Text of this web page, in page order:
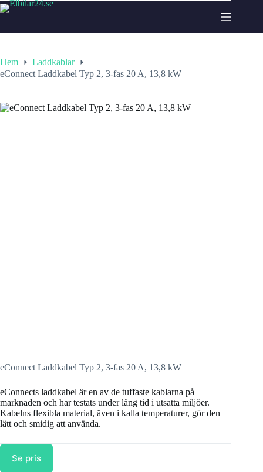
Hoppa
till
Hem
Laddkablar
eConnect Laddkabel Typ 2, 3-fas 20 A, 13,8 kW
eConnect Laddkabel Typ 2, 3-fas 20 A, 13,8 kW
eConnects laddkabel är en av de tuffaste kablarna på
marknaden och har testats under lång tid i utsatta miljöer.
Kabelns flexibla material, även i kalla temperaturer, gör den
lätt och smidig att använda.
Se pris